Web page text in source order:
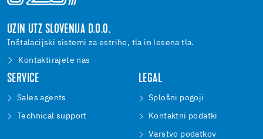
UZIN UTZ SLOVENIJA D.O.O.
Inštalacijski sistemi za estrihe, tla in lesena tla.
Kontaktirajete nas
SERVICE
Sales agents
Technical support
LEGAL
Splošni pogoji
Kontaktni podatki
Varstvo podatkov